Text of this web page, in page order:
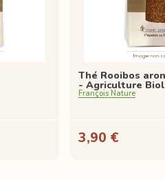
Thé Rooibos
- Agriculture
François Nature
3,90 €